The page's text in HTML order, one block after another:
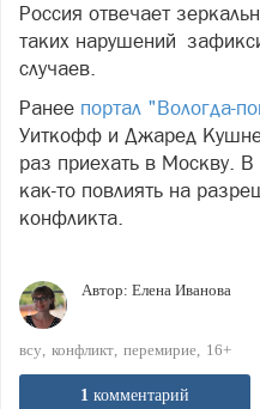
Россия отвечает
таких нарушений
случаев.
Ранее портал "Вологда-
Уиткофф и Джаред
раз приехать в Москву.
как-то повлиять на
конфликта.
Автор: Елена Иванова
всу конфликт перемирие 16+
1 комментарий